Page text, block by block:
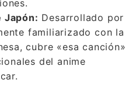
Japón: Desarrollado por
familiarizado con la
cubre «esa canción»
del anime